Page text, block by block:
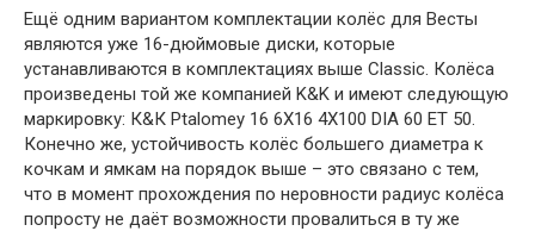
Ещё одним вариантом комплектации колёс для Весты
являются уже 16-дюймовые диски, которые
устанавливаются в комплектациях выше Classic. Колёса
произведены той же компанией K&K и имеют следующую
маркировку: К&К Ptalomey 16 6Х16 4Х100 DIA 60 ЕТ 50.
Конечно же, устойчивость колёс большего диаметра к
кочкам и ямкам на порядок выше – это связано с тем,
что в момент прохождения по неровности радиус колёса
попросту не даёт возможности провалиться в ту же